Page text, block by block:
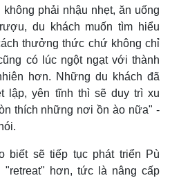
Ô tô - Xe máy
phải nhậu nhẹt, ăn uống
du khách muốn tìm hiểu
thưởng thức chứ không chỉ
có lúc ngột ngạt với thành
hơn. Những du khách đã
lập, yên tĩnh thì sẽ duy trì xu
thích những nơi ồn ào nữa" -
biết sẽ tiếp tục phát triển Pù
"retreat" hơn, tức là nâng cấp